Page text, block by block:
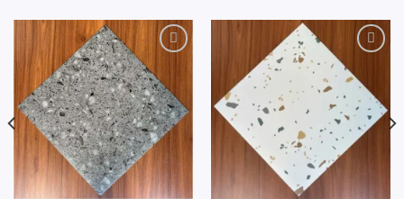
Add to
wishlist
Add to
wishlist